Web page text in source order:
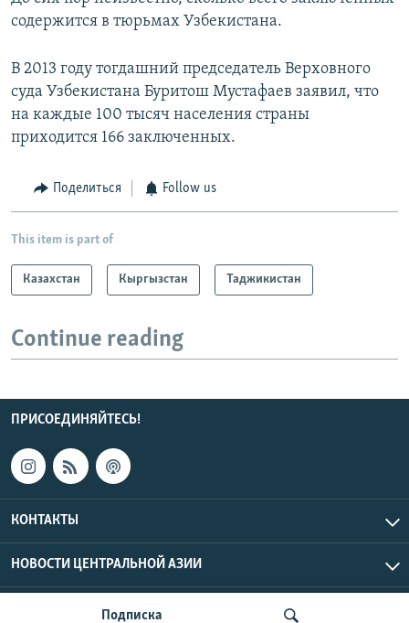
Подписка
содержится в тюрьмах Узбекистана.
В 2013 году тогдашний председатель Верховного
суда Узбекистана Буритош Мустафаев заявил, что
на каждые 100 тысяч населения страны
приходится 166 заключенных.
Поделиться Follow us
This item is part of
Казахстан Кыргызстан Таджикистан
Continue reading
ПРИСОЕДИНЯЙТЕСЬ!
КОНТАКТЫ
НОВОСТИ ЦЕНТРАЛЬНОЙ АЗИИ
CENTRAL ASIAN © 2026 RFE/RL, Inc. | Все права защищены.